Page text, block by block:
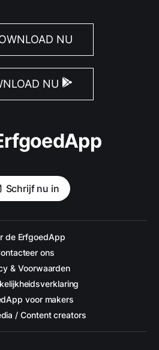
NU
NU
Schrijf nu in
de ErfgoedApp
ons
& Voorwaarden
voor makers
/ Content creators